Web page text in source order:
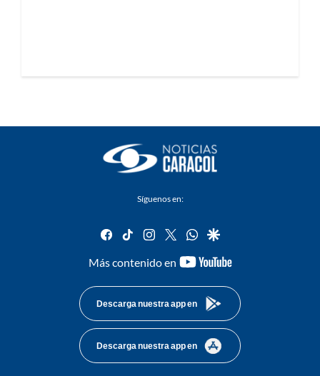
Síguenos en:
facebook
tiktok instagram
twitterwhatsapp
google
Más contenido en
youtube-
Descarga nuestra app en
Descarga nuestra app en